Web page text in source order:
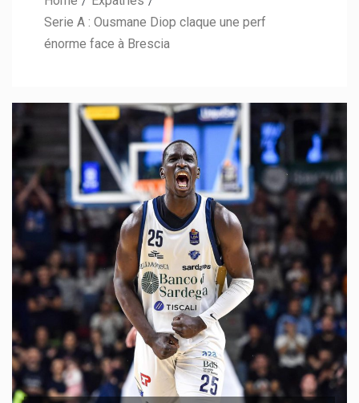
Serie A : Ousmane Diop claque une perf
énorme face à Brescia